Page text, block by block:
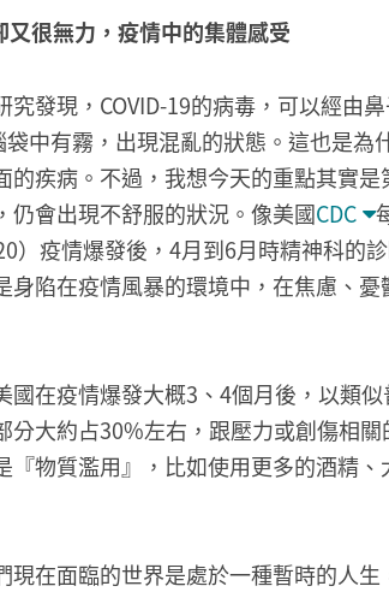
很無力，疫情中的集體感受
究發現，COVID-19的病毒，可以經由
袋中有霧，出現混亂的狀態。這也是
的疾病。不過，我想今天的重點其實
仍會出現不舒服的狀況。像美國CDC
）疫情爆發後，4月到6月時精神科的
身陷在疫情風暴的環境中，在焦慮、
國在疫情爆發大概3、4個月後，以類
分大約占30%左右，跟壓力或創傷相
『物質濫用』，比如使用更多的酒精
現在面臨的世界是處於一種暫時的人